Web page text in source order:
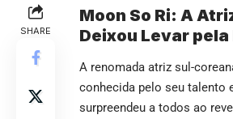
SHARE
Moon So Ri: A
Deixou Levar
A renomada atriz sul-
conhecida pelo seu talento
surpreendeu a todos ao